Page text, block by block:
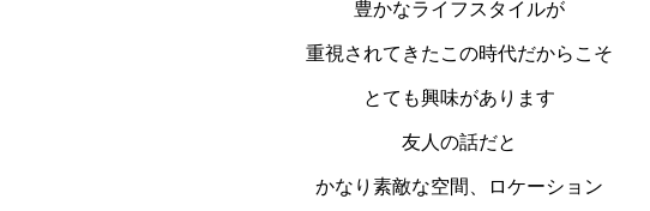
豊かなライフスタイルが
重視されてきたこの時代だからこそ
とても興味があります
友人の話だと
かなり素敵な空間、ロケーション